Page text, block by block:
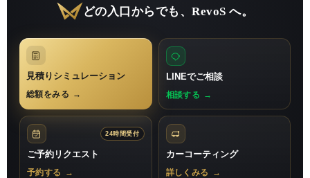
どの入口からでも、RevoS へ。
見積りシミュレーション
総額をみる →
LINEでご相談
相談する →
24時間受付
ご予約リクエスト
予約する →
カーコーティング
詳しくみる →